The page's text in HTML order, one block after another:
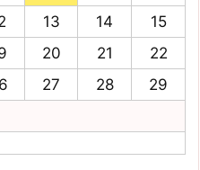
13 14
15
20 21
22
27 28
29